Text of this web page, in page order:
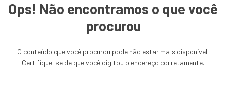
Ops! Não encontramos o que você
procurou
O conteúdo que você procurou pode não estar mais disponível.
Certifique-se de que você digitou o endereço corretamente.